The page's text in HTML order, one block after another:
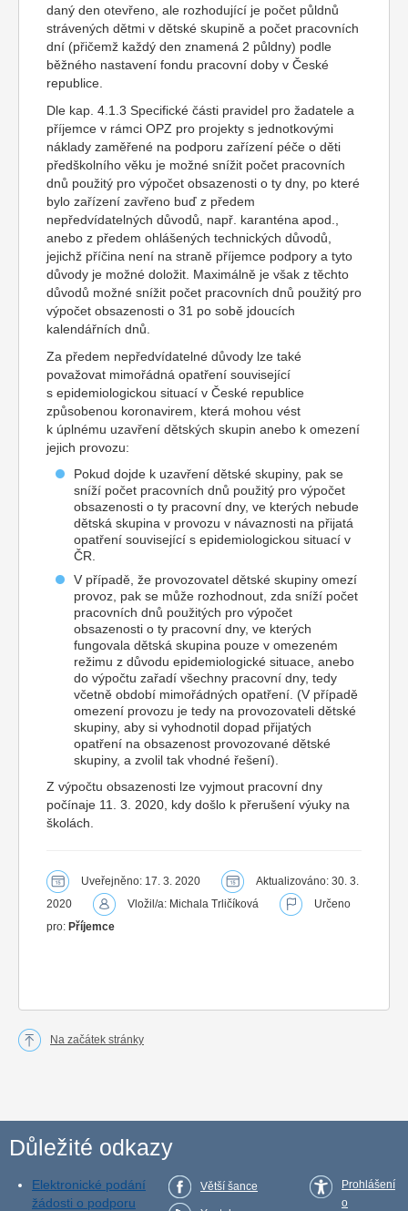
daný den otevřeno, ale rozhodující je počet půldnů
strávených dětmi v dětské skupině a počet pracovních
dní (přičemž každý den znamená 2 půldny) podle
běžného nastavení fondu pracovní doby v České
republice.
Dle kap. 4.1.3 Specifické části pravidel pro žadatele a
příjemce v rámci OPZ pro projekty s jednotkovými
náklady zaměřené na podporu zařízení péče o děti
předškolního věku je možné snížit počet pracovních
dnů použitý pro výpočet obsazenosti o ty dny, po které
bylo zařízení zavřeno buď z předem
nepředvídatelných důvodů, např. karanténa apod.,
anebo z předem ohlášených technických důvodů,
jejichž příčina není na straně příjemce podpory a tyto
důvody je možné doložit. Maximálně je však z těchto
důvodů možné snížit počet pracovních dnů použitý pro
výpočet obsazenosti o 31 po sobě jdoucích
kalendářních dnů.
Za předem nepředvídatelné důvody lze také
považovat mimořádná opatření související
s epidemiologickou situací v České republice
způsobenou koronavirem, která mohou vést
k úplnému uzavření dětských skupin anebo k omezení
jejich provozu:
Pokud dojde k uzavření dětské skupiny, pak se
sníží počet pracovních dnů použitý pro výpočet
obsazenosti o ty pracovní dny, ve kterých nebude
dětská skupina v provozu v návaznosti na přijatá
opatření související s epidemiologickou situací v
ČR.
V případě, že provozovatel dětské skupiny omezí
provoz, pak se může rozhodnout, zda sníží počet
pracovních dnů použitých pro výpočet
obsazenosti o ty pracovní dny, ve kterých
fungovala dětská skupina pouze v omezeném
režimu z důvodu epidemiologické situace, anebo
do výpočtu zařadí všechny pracovní dny, tedy
včetně období mimořádných opatření. (V případě
omezení provozu je tedy na provozovateli dětské
skupiny, aby si vyhodnotil dopad přijatých
opatření na obsazenost provozované dětské
skupiny, a zvolil tak vhodné řešení).
Z výpočtu obsazenosti lze vyjmout pracovní dny
počínaje 11. 3. 2020, kdy došlo k přerušení výuky na
školách.
Uveřejněno: 17. 3. 2020
Aktualizováno: 30. 3.
2020
Vložil/a: Michala Trličíková
Určeno
pro: Příjemce
Na začátek stránky
Důležité odkazy
Elektronické podání
žádosti o podporu
Větší šance
Prohlášení
o